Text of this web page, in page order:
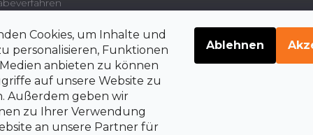
Cookies, um Inhalte und
personalisieren, Funktionen
anbieten zu können
auf unsere Website zu
Außerdem geben wir
zu Ihrer Verwendung
an unsere Partner für
Ablehnen
und
über die
auf Vertragsrücktritt